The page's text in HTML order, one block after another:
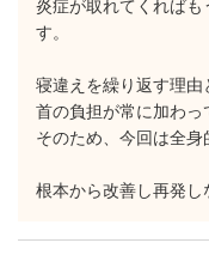
炎症が取れてくればも
す。
寝違えを繰り返す理
首の負担が常に加わっ
そのため、今回は全身
根本から改善し再発し